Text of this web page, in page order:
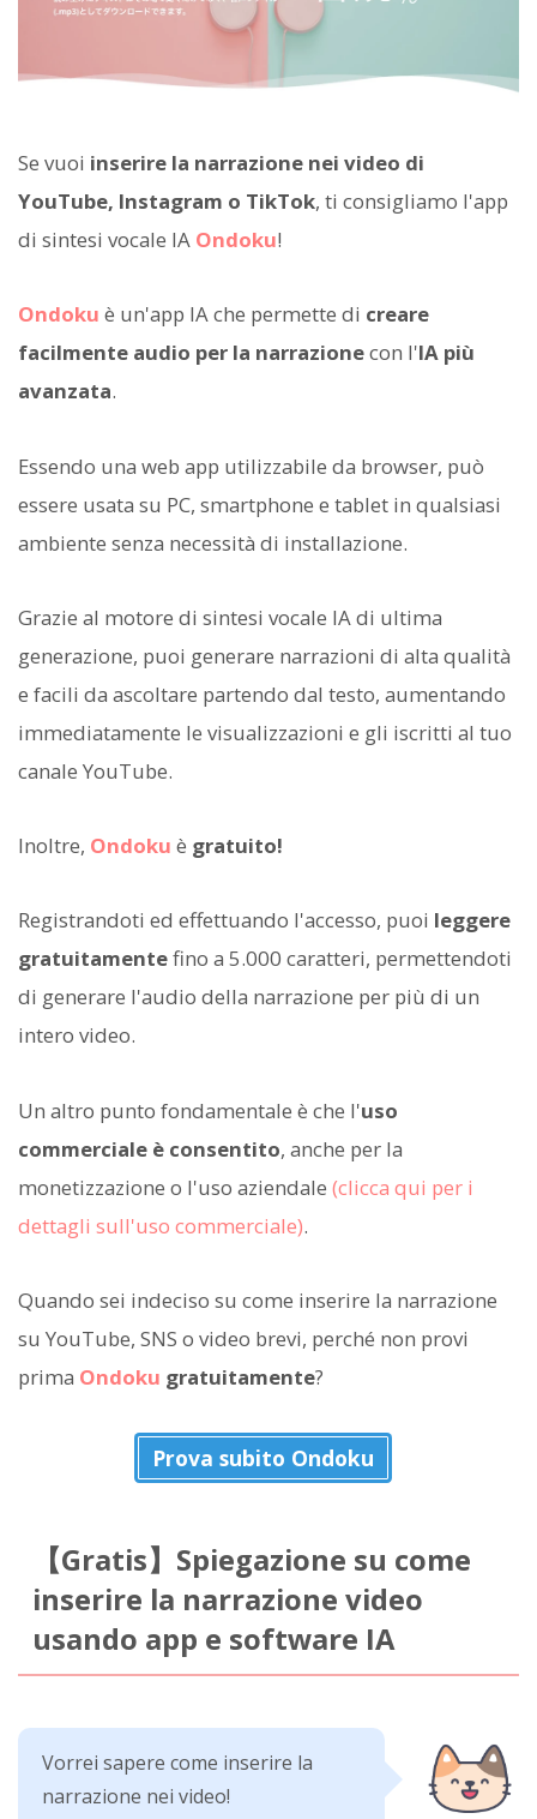
Se vuoi inserire la narrazione nei video di
YouTube, Instagram o TikTok, ti consigliamo l'app
di sintesi vocale IA Ondoku!
Ondoku è un'app IA che permette di creare
facilmente audio per la narrazionecon l'IA più
avanzata.
Essendo una web app utilizzabile da browser, può
essere usata su PC, smartphone e tablet in qualsiasi
ambiente senza necessità di installazione.
Grazie al motore di sintesi vocale IA di ultima
generazione, puoi generare narrazioni di alta qualità
e facili da ascoltare partendo dal testo, aumentando
immediatamente le visualizzazioni e gli iscritti al tuo
canale YouTube.
Inoltre, Ondoku è gratuito!
Registrandoti ed effettuando l'accesso, puoi leggere
gratuitamentefino a 5.000 caratteri, permettendoti
di generare l'audio della narrazione per più di un
intero video.
Un altro punto fondamentale è che l'uso
commerciale è consentito, anche per la
monetizzazione o l'uso aziendale (clicca qui per i
dettagli sull'uso commerciale).
Quando sei indeciso su come inserire la narrazione
su YouTube, SNS o video brevi, perché non provi
prima Ondoku gratuitamente?
Prova subito Ondoku
【Gratis】Spiegazione su come
inserire la narrazione video
usando app e software IA
Vorrei sapere come inserire la
narrazione nei video!